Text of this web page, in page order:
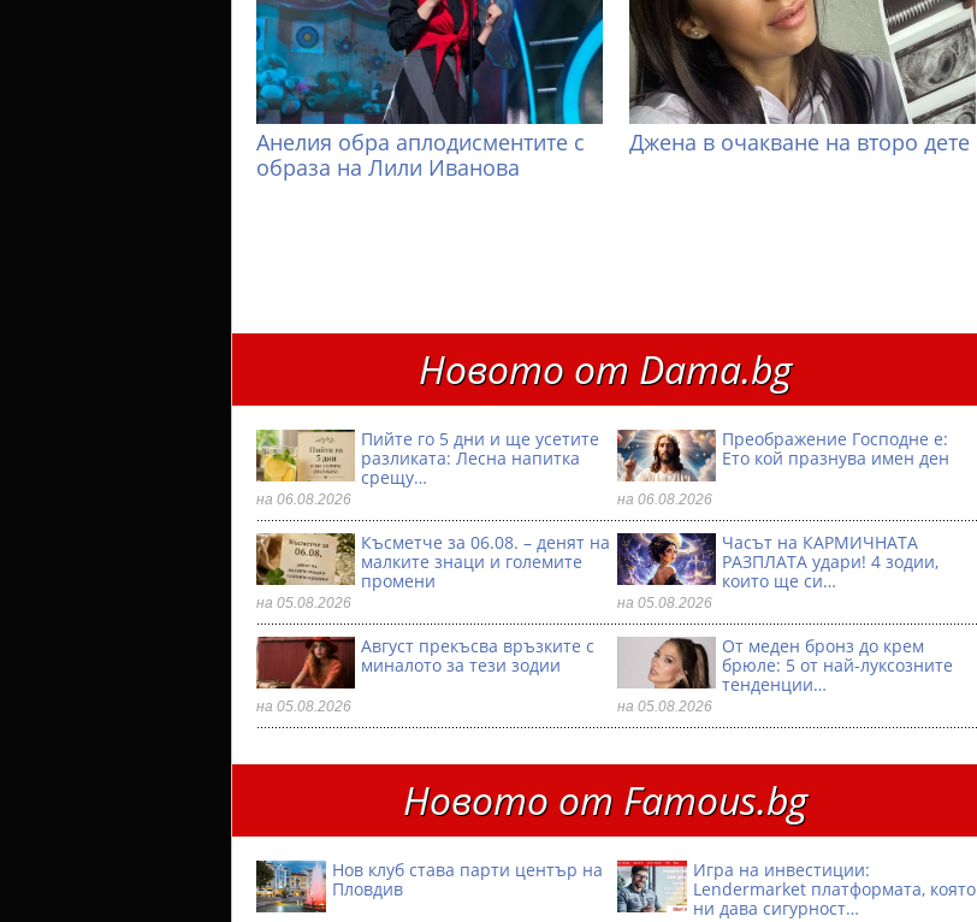
Анелия обра аплодисментите с
образа на Лили Иванова
Джена в очакване на второ дете
Новото от Dama.bg
Пийте го 5 дни и ще усетите
разликата: Лесна напитка
срещу…
на 06.08.2026
Преображение Господне е:
Ето кой празнува имен ден
на 06.08.2026
Късметче за 06.08. – денят на
малките знаци и големите
промени
на 05.08.2026
Часът на КАРМИЧНАТА
РАЗПЛАТА удари! 4 зодии,
които ще си…
на 05.08.2026
Август прекъсва връзките с
миналото за тези зодии
на 05.08.2026
От меден бронз до крем
брюле: 5 от най-луксозните
тенденции…
на 05.08.2026
Новото от Famous.bg
Нов клуб става парти център на
Пловдив
Игра на инвестиции:
Lendermarket платформата, която
ни дава сигурност…